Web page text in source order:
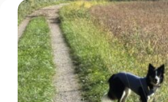
chien
en
Suisse